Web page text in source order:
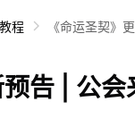
程 《命运圣契》
预告 | 公